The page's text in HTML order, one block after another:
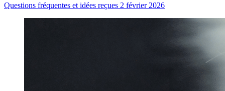
Questions fréquentes et idées reçues 2 février 2026